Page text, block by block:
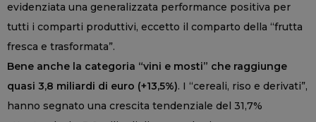
evidenziata una generalizzata performance positiva per
tutti i comparti produttivi, eccetto il comparto della “frutta
fresca e trasformata”.
Bene anche la categoria “vini e mosti” che raggiunge
quasi 3,8 miliardi di euro (+13,5%). I “cereali, riso e derivati”,
hanno segnato una crescita tendenziale del 31,7%